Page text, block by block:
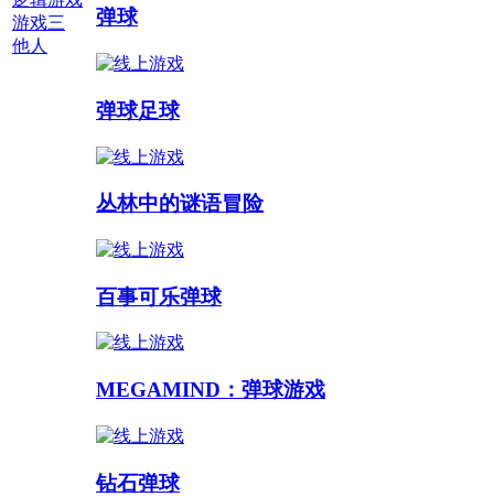
游戏三
他人
弹球
弹球足球
丛林中的谜语冒险
百事可乐弹球
MEGAMIND：弹球游戏
钻石弹球